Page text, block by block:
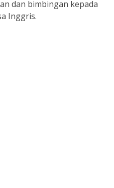
dan bimbingan kepada
Inggris.